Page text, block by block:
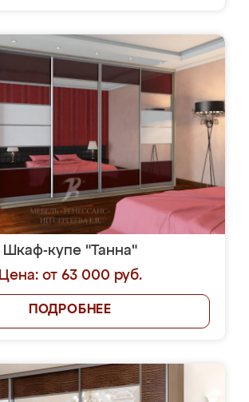
Шкаф-купе "Танна"
Цена: от 63 000 руб.
ПОДРОБНЕЕ